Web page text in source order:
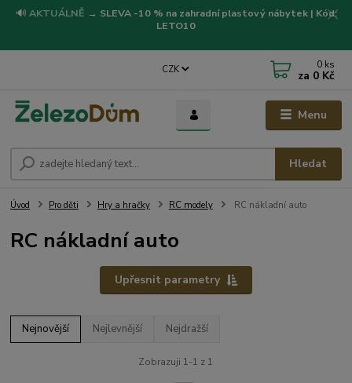
🔊 AKTUÁLNĚ → SLEVA -10 % na zahradní plastový nábytek | Kód:
LETO10
Menu
CZK
Hledat
0 ks
za 0 Kč
Úvod Pro děti Hry a hračky RC modely RC nákladní auto
RC nákladní auto
Upřesnit parametry
Nejnovější Nejlevnější Nejdražší
Zobrazuji 1-1 z 1